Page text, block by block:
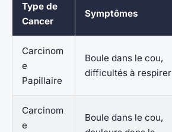
Type de
Cancer
Symptômes
Carcinom
e
Papillaire
Boule dans le cou,
difficultés à respirer
Carcinom
e
Boule dans le cou,